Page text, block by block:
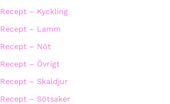
Recept – Kyckling
Recept – Lamm
Recept – Nöt
Recept – Övrigt
Recept – Skaldjur
Recept – Sötsaker